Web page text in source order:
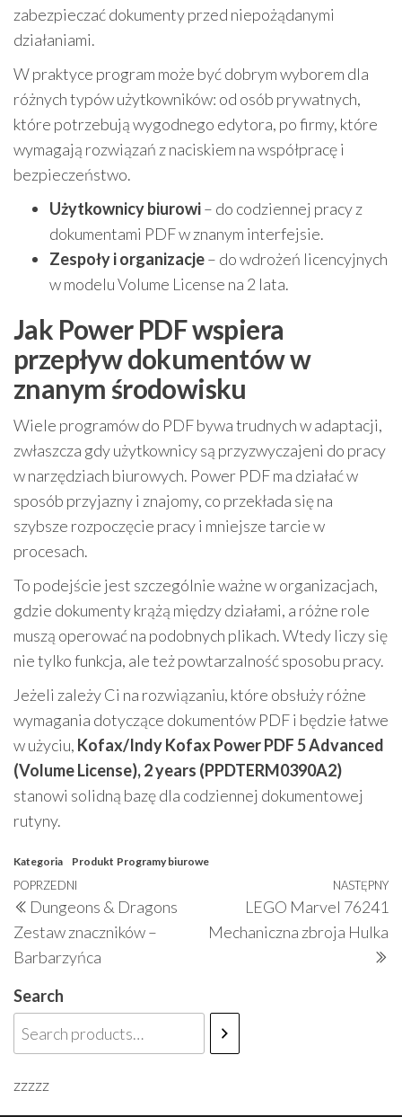
zabezpieczać dokumenty przed niepożądanymi
działaniami.
W praktyce program może być dobrym wyborem dla
różnych typów użytkowników: od osób prywatnych,
które potrzebują wygodnego edytora, po firmy, które
wymagają rozwiązań z naciskiem na współpracę i
bezpieczeństwo.
Użytkownicy biurowi– do codziennej pracy z
dokumentami PDF w znanym interfejsie.
Zespoły i organizacje– do wdrożeń licencyjnych
w modelu Volume License na 2 lata.
Jak Power PDF wspiera
przepływ dokumentów w
znanym środowisku
Wiele programów do PDF bywa trudnych w adaptacji,
zwłaszcza gdy użytkownicy są przyzwyczajeni do pracy
w narzędziach biurowych. Power PDF ma działać w
sposób przyjazny i znajomy, co przekłada się na
szybsze rozpoczęcie pracy i mniejsze tarcie w
procesach.
To podejście jest szczególnie ważne w organizacjach,
gdzie dokumenty krążą między działami, a różne role
muszą operować na podobnych plikach. Wtedy liczy się
nie tylko funkcja, ale też powtarzalność sposobu pracy.
Jeżeli zależy Ci na rozwiązaniu, które obsłuży różne
wymagania dotyczące dokumentów PDF i będzie łatwe
w użyciu, Kofax/Indy Kofax Power PDF 5 Advanced
(Volume License), 2 years (PPDTERM0390A2)
stanowi solidną bazę dla codziennej dokumentowej
rutyny.
Kategoria Produkt Programy biurowe
Nawigacja
wpisu
Poprzedni
wpis
POPRZEDNI
Dungeons & Dragons
Zestaw znaczników –
Barbarzyńca
NASTĘPNY
LEGO Marvel 76241
Mechaniczna zbroja Hulka
Search
zzzzz